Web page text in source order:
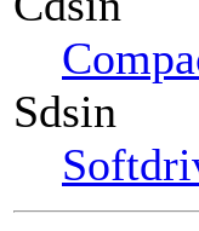
Sdsin